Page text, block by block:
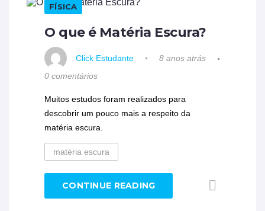
FÍSICA
O que é Matéria Escura?
Click Estudante
8 anos atrás
0 comentários
Muitos estudos foram realizados para
descobrir um pouco mais a respeito da
matéria escura.
matéria escura
CONTINUE READING